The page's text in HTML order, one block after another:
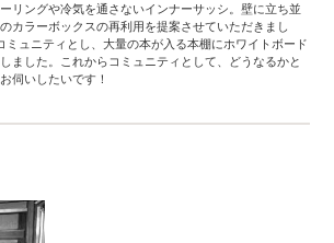
リングや冷気を通さないインナーサッシ。壁に立ち並
カラーボックスの再利用を提案させていただきまし
ュニティとし、大量の本が入る本棚にホワイトボード
ました。これからコミュニティとして、どうなるかと
伺いしたいです！